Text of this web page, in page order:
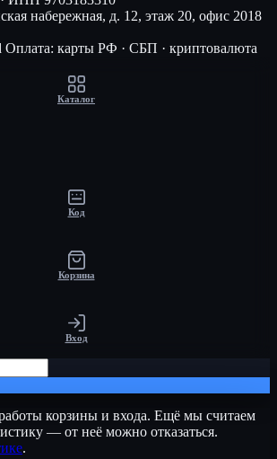
набережная, д. 12, этаж 20, офис 2018
Оплата: карты РФ · СБП · криптовалюта
Каталог
Код
Корзина
Вход
корзины и входа. Ещё мы считаем
— от неё можно отказаться.
.